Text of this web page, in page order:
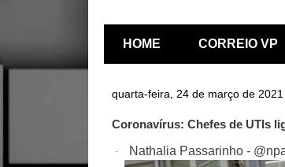
HOME CORREIO VP
quarta-feira, 24 de março de 2021
Coronavírus: Chefes de UTIs
· Nathalia Passarinho -